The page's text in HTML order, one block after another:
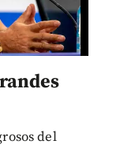
del